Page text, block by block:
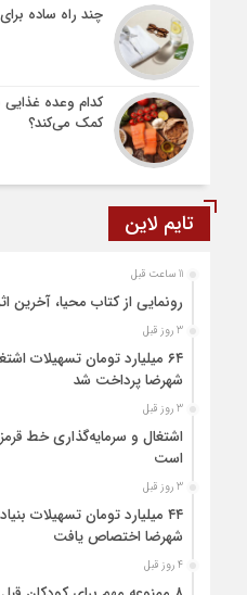
چند راه ساده
کدام وعده
کمک می‌کند؟
تایم لاین
11 ساعت قبل
رونمایی از کتاب محیا، آخرین
3 روز قبل
۶۴ میلیارد تومان تسهیلات
شهرضا پرداخت شد
3 روز قبل
اشتغال و سرمایه‌گذاری خط
است
3 روز قبل
۴۴ میلیارد تومان تسهیلات
شهرضا اختصاص یافت
4 روز قبل